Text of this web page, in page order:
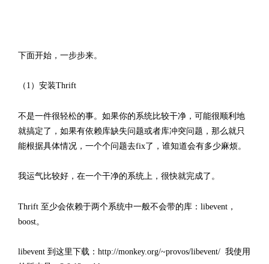
下面开始，一步步来。
（1）安装Thrift
不是一件很轻松的事。如果你的系统比较干净，可能很顺利地
就搞定了，如果有依赖库缺失问题或者库冲突问题，那么就只
能根据具体情况，一个个问题去fix了，谁知道会有多少麻烦。
我运气比较好，在一个干净的系统上，很快就完成了。
Thrift 至少会依赖于两个系统中一般不会带的库：libevent，
boost。
libevent 到这里下载： http://monkey.org/~provos/libevent/ 我使用